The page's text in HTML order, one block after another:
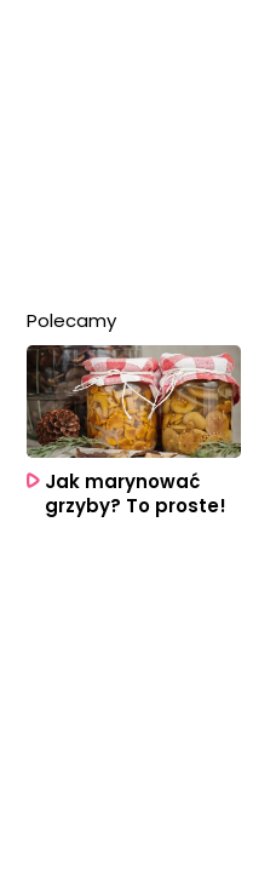
Polecamy
Jak marynować
grzyby? To proste!